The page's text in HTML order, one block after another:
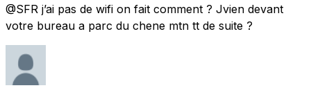
@SFR j’ai pas de wifi on fait comment ? Jvien devant
votre bureau a parc du chene mtn tt de suite ?